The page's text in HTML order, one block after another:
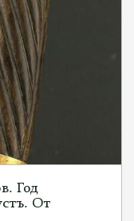
Год
От